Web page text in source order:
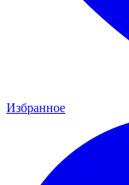
Избранное